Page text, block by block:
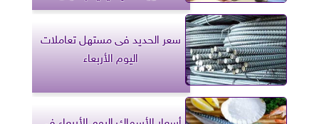
سعر الحديد فى مستهل تعاملات
اليوم الأربعاء